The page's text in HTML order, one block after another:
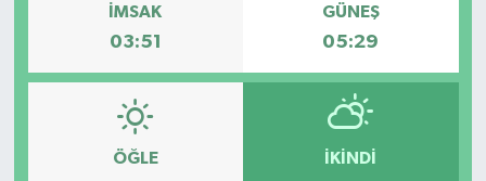
İMSAK
03:51
GÜNEŞ
05:29
ÖĞLE İKINDI